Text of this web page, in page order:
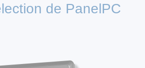
de PanelPC